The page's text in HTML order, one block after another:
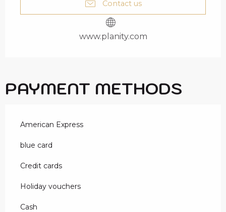
Contact us
www.planity.com
PAYMENT METHODS
American Express
blue card
Credit cards
Holiday vouchers
Cash